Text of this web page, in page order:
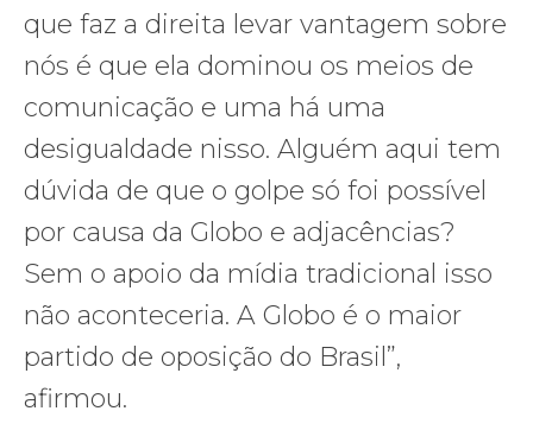
que faz a direita levar vantagem sobre
nós é que ela dominou os meios de
comunicação e uma há uma
desigualdade nisso. Alguém aqui tem
dúvida de que o golpe só foi possível
por causa da Globo e adjacências?
Sem o apoio da mídia tradicional isso
não aconteceria. A Globo é o maior
partido de oposição do Brasil”,
afirmou.